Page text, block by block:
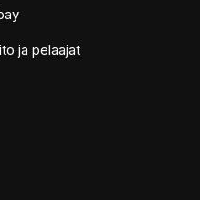
ja pelaajat